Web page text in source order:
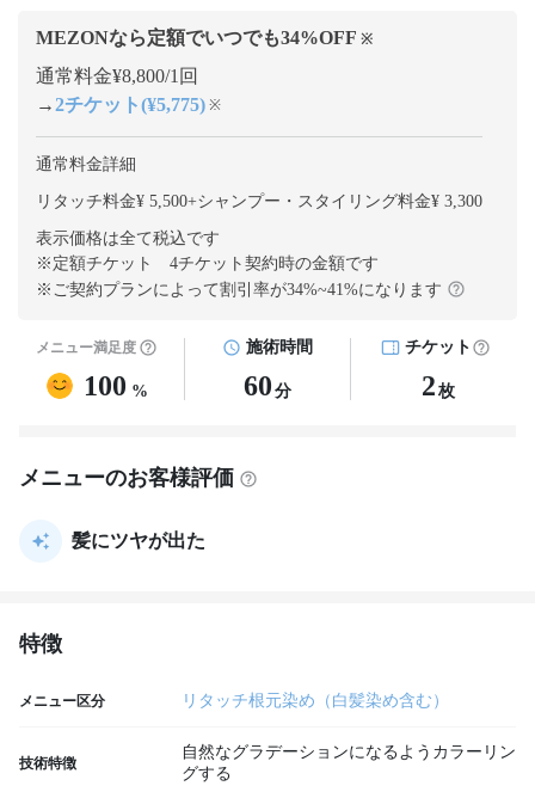
MEZONなら定額でいつでも34%OFF ※
通常料金¥8,800/1回
→2チケット(¥5,775) ※
通常料金詳細
リタッチ料金¥ 5,500+シャンプー・スタイリング料金¥ 3,300
表示価格は全て税込です
※定額チケット 4チケット契約時の金額です
※ご契約プランによって割引率が34%~41%になります
メニュー満足度
100 %
施術時間
60 分
チケット
2 枚
メニューのお客様評価
髪にツヤが出た
特徴
メニュー区分 リタッチ根元染め（白髪染め含む）
技術特徴
自然なグラデーションになるようカラーリン
グする